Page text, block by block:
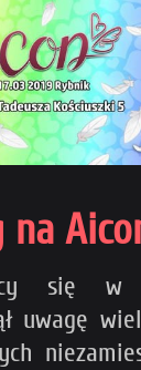
na
się w
uwagę